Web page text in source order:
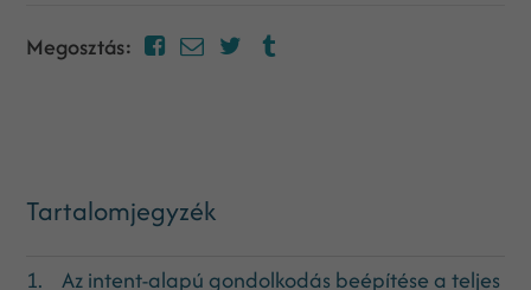
Megosztás:
Tartalomjegyzék
1. Az intent-alapú gondolkodás beépítése a teljes